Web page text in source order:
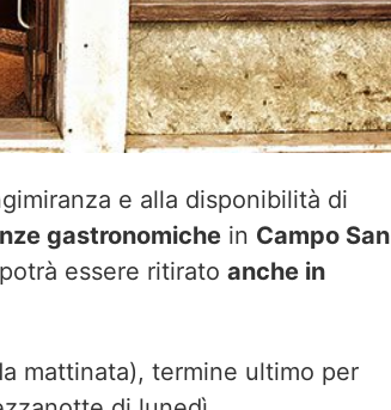
e alla disponibilità di
gastronomiche in Campo San
essere ritirato anche in
mattinata), termine ultimo per